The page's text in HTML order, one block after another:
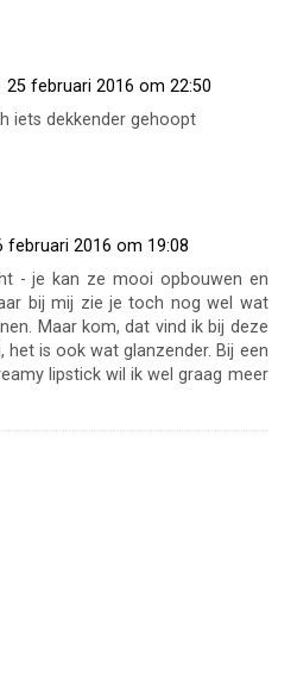
25 februari 2016 om 22:50
iets dekkender gehoopt
februari 2016 om 19:08
- je kan ze mooi opbouwen en
bij mij zie je toch nog wel wat
Maar kom, dat vind ik bij deze
het is ook wat glanzender. Bij een
lipstick wil ik wel graag meer